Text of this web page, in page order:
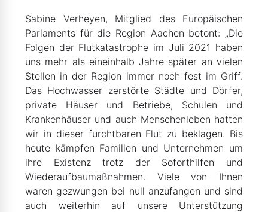
Sabine Verheyen, Mitglied des Europäischen
Parlaments für die Region Aachen betont: „Die
Folgen der Flutkatastrophe im Juli 2021 haben
uns mehr als eineinhalb Jahre später an vielen
Stellen in der Region immer noch fest im Griff.
Das Hochwasser zerstörte Städte und Dörfer,
private Häuser und Betriebe, Schulen und
Krankenhäuser und auch Menschenleben hatten
wir in dieser furchtbaren Flut zu beklagen. Bis
heute kämpfen Familien und Unternehmen um
ihre Existenz trotz der Soforthilfen und
Wiederaufbaumaßnahmen. Viele von Ihnen
waren gezwungen bei null anzufangen und sind
auch weiterhin auf unsere Unterstützung